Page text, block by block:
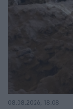
08.08.2026, 18:08